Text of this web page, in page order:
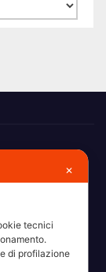
di chi non
✕
tecnici
di profilazione